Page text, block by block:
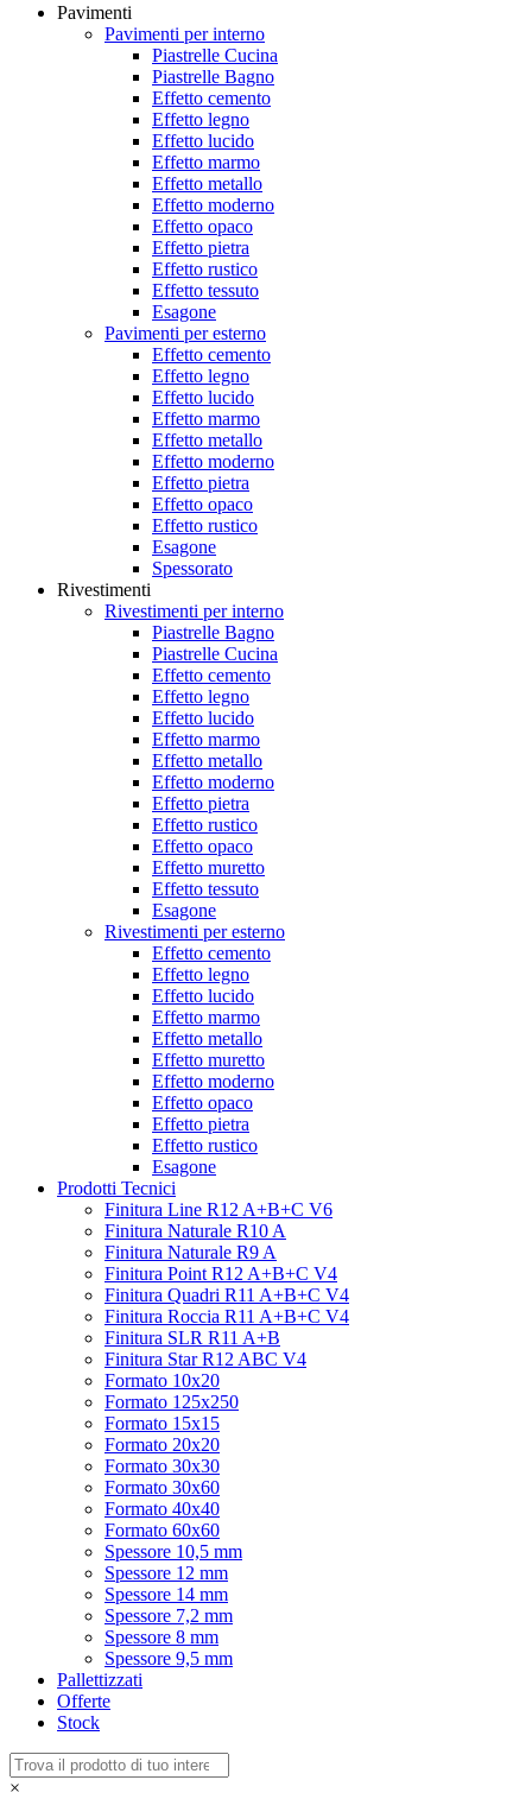
Pavimenti
Pavimenti per interno
Piastrelle Cucina
Piastrelle Bagno
Effetto cemento
Effetto legno
Effetto lucido
Effetto marmo
Effetto metallo
Effetto moderno
Effetto opaco
Effetto pietra
Effetto rustico
Effetto tessuto
Esagone
Pavimenti per esterno
Effetto cemento
Effetto legno
Effetto lucido
Effetto marmo
Effetto metallo
Effetto moderno
Effetto pietra
Effetto opaco
Effetto rustico
Esagone
Spessorato
Rivestimenti
Rivestimenti per interno
Piastrelle Bagno
Piastrelle Cucina
Effetto cemento
Effetto legno
Effetto lucido
Effetto marmo
Effetto metallo
Effetto moderno
Effetto pietra
Effetto rustico
Effetto opaco
Effetto muretto
Effetto tessuto
Esagone
Rivestimenti per esterno
Effetto cemento
Effetto legno
Effetto lucido
Effetto marmo
Effetto metallo
Effetto muretto
Effetto moderno
Effetto opaco
Effetto pietra
Effetto rustico
Esagone
Prodotti Tecnici
Finitura Line R12 A+B+C V6
Finitura Naturale R10 A
Finitura Naturale R9 A
Finitura Point R12 A+B+C V4
Finitura Quadri R11 A+B+C V4
Finitura Roccia R11 A+B+C V4
Finitura SLR R11 A+B
Finitura Star R12 ABC V4
Formato 10x20
Formato 125x250
Formato 15x15
Formato 20x20
Formato 30x30
Formato 30x60
Formato 40x40
Formato 60x60
Spessore 10,5 mm
Spessore 12 mm
Spessore 14 mm
Spessore 7,2 mm
Spessore 8 mm
Spessore 9,5 mm
Pallettizzati
Offerte
Stock
×